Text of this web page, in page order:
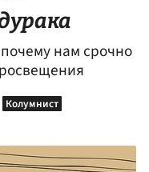
нам срочно